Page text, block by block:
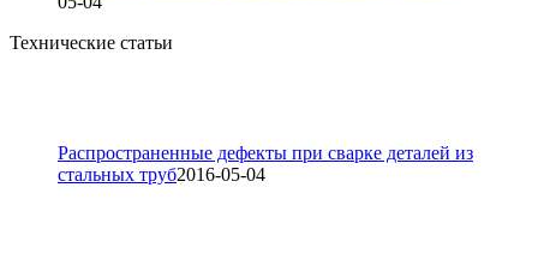
Технические статьи
Распространенные дефекты при сварке деталей из
стальных труб2016-05-04